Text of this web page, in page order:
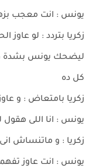
يونس : انت معجب
زكريا بتردد : لو
ليضحك يونس بشدة
كل ده
زكريا بامتعاض : و
يونس : انا اللى
زكريا : و ماتنساش
يونس : انت عاوز